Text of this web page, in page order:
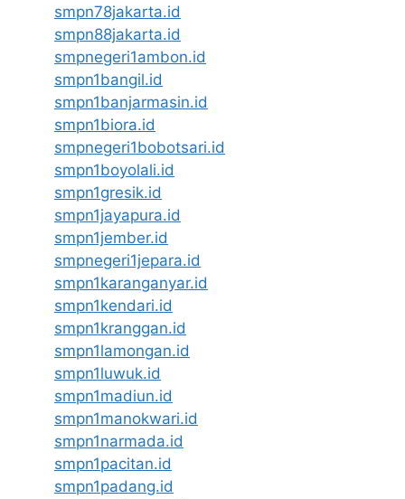
smpn78jakarta.id
smpn88jakarta.id
smpnegeri1ambon.id
smpn1bangil.id
smpn1banjarmasin.id
smpn1biora.id
smpnegeri1bobotsari.id
smpn1boyolali.id
smpn1gresik.id
smpn1jayapura.id
smpn1jember.id
smpnegeri1jepara.id
smpn1karanganyar.id
smpn1kendari.id
smpn1kranggan.id
smpn1lamongan.id
smpn1luwuk.id
smpn1madiun.id
smpn1manokwari.id
smpn1narmada.id
smpn1pacitan.id
smpn1padang.id